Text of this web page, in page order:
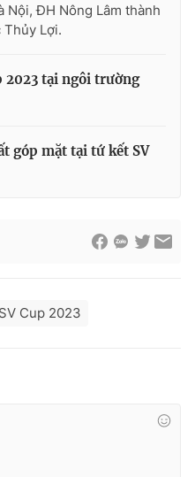
Nội, ĐH Nông Lâm thành
Lợi.
2023 tại ngôi trường
góp mặt tại tứ kết SV
SV Cup 2023